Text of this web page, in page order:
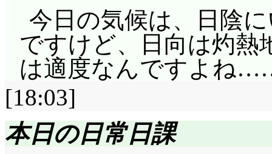
今日の気候は、日陰
ですけど、日向は灼熱
は適度なんですよね
[18:03]
本日の日常日課